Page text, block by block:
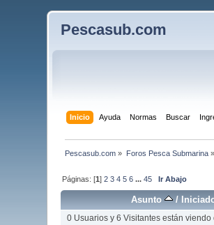
Pescasub.com
Inicio Ayuda Normas Buscar
Pescasub.com » Foros Pesca Submarina»
Páginas: [1]2 3 4 5 6 ...45 Ir Abajo
Asunto /
0 Usuarios y 6 Visitantes están viendo